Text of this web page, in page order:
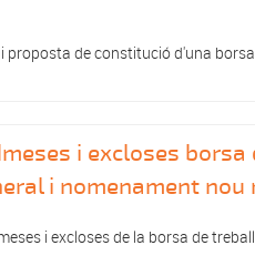
proposta de constitució d'una
i excloses
i nomenament
i excloses de la borsa de